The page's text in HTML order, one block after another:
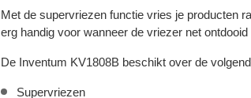
Met de supervriezen functie vries je producten
erg handig voor wanneer de vriezer net ontdooid
De Inventum KV1808B beschikt over de
Supervriezen